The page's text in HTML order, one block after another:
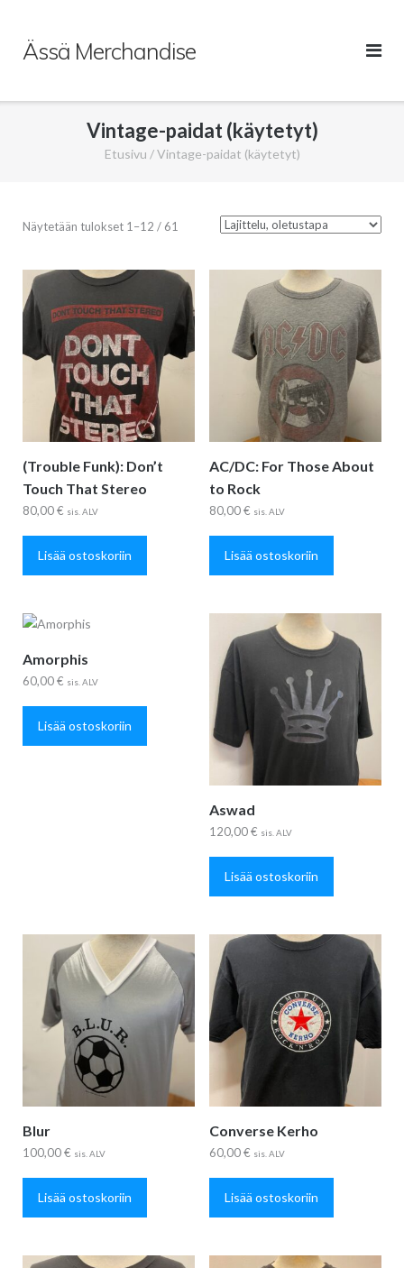
contentÄssä Merchandise
Vintage-paidat (käytetyt)
Etusivu / Vintage-paidat (käytetyt)
Näytetään tulokset 1–12 / 61
(Trouble Funk): Don’t
Touch That Stereo
80,00€ sis. ALV
Lisää ostoskoriin
AC/DC: For Those About
to Rock
80,00€ sis. ALV
Lisää ostoskoriin
Amorphis
60,00€ sis. ALV
Lisää ostoskoriin
Aswad
120,00€ sis. ALV
Lisää ostoskoriin
Blur
100,00€ sis. ALV
Lisää ostoskoriin
Converse Kerho
60,00€ sis. ALV
Lisää ostoskoriin